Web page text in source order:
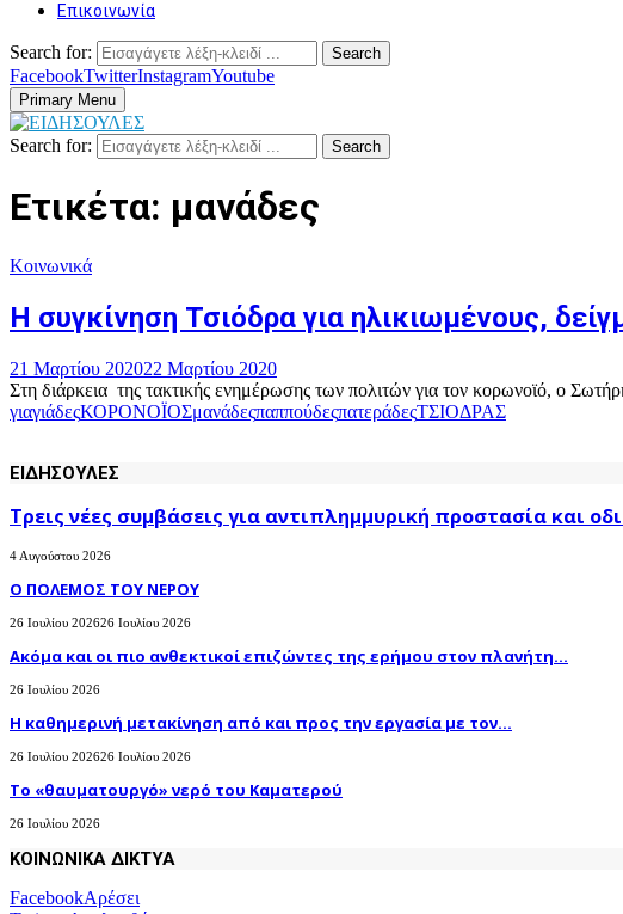
Επικοινωνία
Search for: Search
FacebookTwitterInstagramYoutube
Primary Menu
Search for: Search
Ετικέτα: μανάδες
Κοινωνικά
Η συγκίνηση Τσιόδρα για ηλικιωμένους,
21 Μαρτίου 202022 Μαρτίου 2020
Στη διάρκεια της τακτικής ενημέρωσης των πολιτών για τον κορωνοϊό, ο
γιαγιάδεςΚΟΡΟΝΟΪΟΣμανάδεςπαππούδεςπατεράδεςΤΣΙΟΔΡΑΣ
ΕΙΔΗΣΟΥΛΕΣ
Τρεις νέες συμβάσεις για αντιπλημμυρική προστασία και
4 Αυγούστου 2026
Ο ΠΟΛΕΜΟΣ ΤΟΥ ΝΕΡΟΥ
26 Ιουλίου 202626 Ιουλίου 2026
Ακόμα και οι πιο ανθεκτικοί επιζώντες της ερήμου στον πλανήτη...
26 Ιουλίου 2026
H καθημερινή μετακίνηση από και προς την εργασία με τον...
26 Ιουλίου 202626 Ιουλίου 2026
Το «θαυματουργό» νερό του Καματερού
26 Ιουλίου 2026
ΚΟΙΝΩΝΙΚΑ ΔΙΚΤΥΑ
FacebookΑρέσει